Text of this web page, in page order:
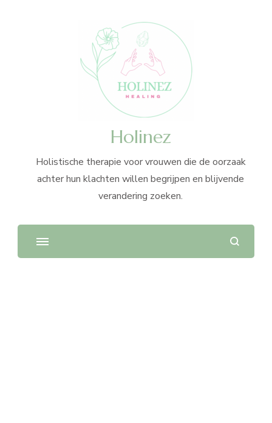
Holinez
Holistische therapie voor vrouwen die de oorzaak
achter hun klachten willen begrijpen en blijvende
verandering zoeken.